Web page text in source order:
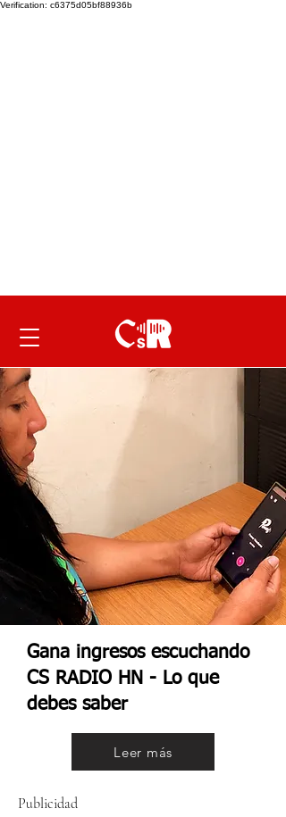
Verification: c6375d05bf88936b
Gana ingresos escuchando
CS RADIO HN - Lo que
debes saber
Leer más
Publicidad